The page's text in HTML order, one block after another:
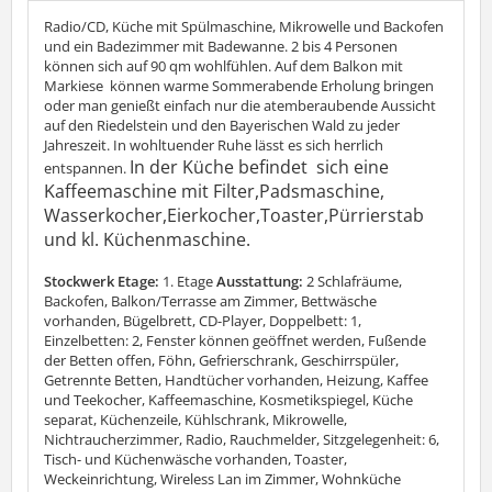
Radio/CD, Küche mit Spülmaschine, Mikrowelle und Backofen
und ein Badezimmer mit Badewanne. 2 bis 4 Personen
können sich auf 90 qm wohlfühlen. Auf dem Balkon mit
Markiese können warme Sommerabende Erholung bringen
oder man genießt einfach nur die atemberaubende Aussicht
auf den Riedelstein und den Bayerischen Wald zu jeder
Jahreszeit. In wohltuender Ruhe lässt es sich herrlich
entspannen. In der Küche befindet sich eine
Kaffeemaschine mit Filter,Padsmaschine,
Wasserkocher,Eierkocher,Toaster,Pürrierstab
und kl. Küchenmaschine.
Stockwerk Etage: 1. EtageAusstattung: 2 Schlafräume,
Backofen, Balkon/Terrasse am Zimmer, Bettwäsche
vorhanden, Bügelbrett, CD-Player, Doppelbett: 1,
Einzelbetten: 2, Fenster können geöffnet werden, Fußende
der Betten offen, Föhn, Gefrierschrank, Geschirrspüler,
Getrennte Betten, Handtücher vorhanden, Heizung, Kaffee
und Teekocher, Kaffeemaschine, Kosmetikspiegel, Küche
separat, Küchenzeile, Kühlschrank, Mikrowelle,
Nichtraucherzimmer, Radio, Rauchmelder, Sitzgelegenheit: 6,
Tisch- und Küchenwäsche vorhanden, Toaster,
Weckeinrichtung, Wireless Lan im Zimmer, Wohnküche